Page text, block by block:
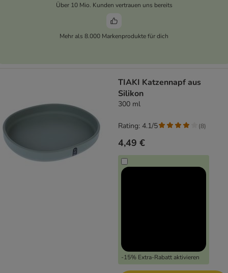
Über 10 Mio. Kunden vertrauen uns bereits
Mehr als 8.000 Markenprodukte für dich
TIAKI Katzennapf aus
Silikon
300 ml
4,49 €
-15% Extra-Rabatt aktivieren
Rating: 4.1/5 (8)